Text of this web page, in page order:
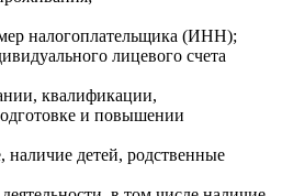
налогоплательщика (ИНН);
лицевого счета
квалификации,
и повышении
наличие детей, родственные